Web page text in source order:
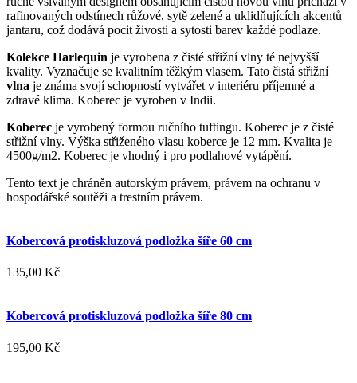
rafinovaných odstínech růžové, sytě zelené a uklidňujících akcentů
jantaru, což dodává pocit živosti a sytosti barev každé podlaze.
Kolekce Harlequin je vyrobena z čisté střižní vlny té nejvyšší
kvality. Vyznačuje se kvalitním těžkým vlasem. Tato čistá střižní
vlna je známa svojí schopností vytvářet v interiéru příjemné a
zdravé klima. Koberec je vyroben v Indii.
Koberec je vyrobený formou ručního tuftingu. Koberec je z čisté
střižní vlny. Výška střiženého vlasu koberce je 12 mm. Kvalita je
4500g/m2. Koberec je vhodný i pro podlahové vytápění.
Tento text je chráněn autorským právem, právem na ochranu v
hospodářské soutěži a trestním právem.
Kobercová protiskluzová podložka šíře 60 cm
135,00 Kč
Kobercová protiskluzová podložka šíře 80 cm
195,00 Kč